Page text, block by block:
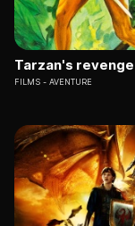
Tarzan's revenge
FILMS AVENTURE